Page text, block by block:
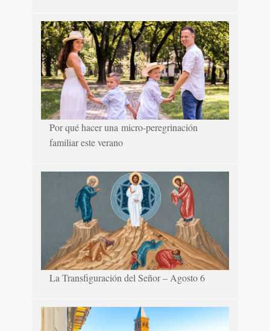
Por qué hacer una micro-peregrinación
familiar este verano
La Transfiguración del Señor – Agosto 6